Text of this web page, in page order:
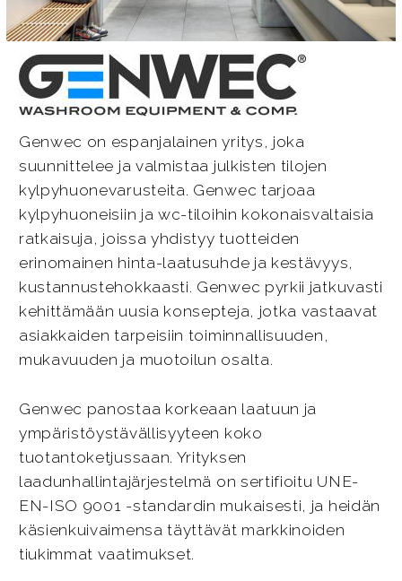
Genwec on espanjalainen yritys, joka
suunnittelee ja valmistaa julkisten tilojen
kylpyhuonevarusteita. Genwec tarjoaa
kylpyhuoneisiin ja wc-tiloihin kokonaisvaltaisia
ratkaisuja, joissa yhdistyy tuotteiden
erinomainen hinta-laatusuhde ja kestävyys,
kustannustehokkaasti. Genwec pyrkii jatkuvasti
kehittämään uusia konsepteja, jotka vastaavat
asiakkaiden tarpeisiin toiminnallisuuden,
mukavuuden ja muotoilun osalta.
Genwec panostaa korkeaan laatuun ja
ympäristöystävällisyyteen koko
tuotantoketjussaan. Yrityksen
laadunhallintajärjestelmä on sertifioitu UNE-
EN-ISO 9001 -standardin mukaisesti, ja heidän
käsienkuivaimensa täyttävät markkinoiden
tiukimmat vaatimukset.